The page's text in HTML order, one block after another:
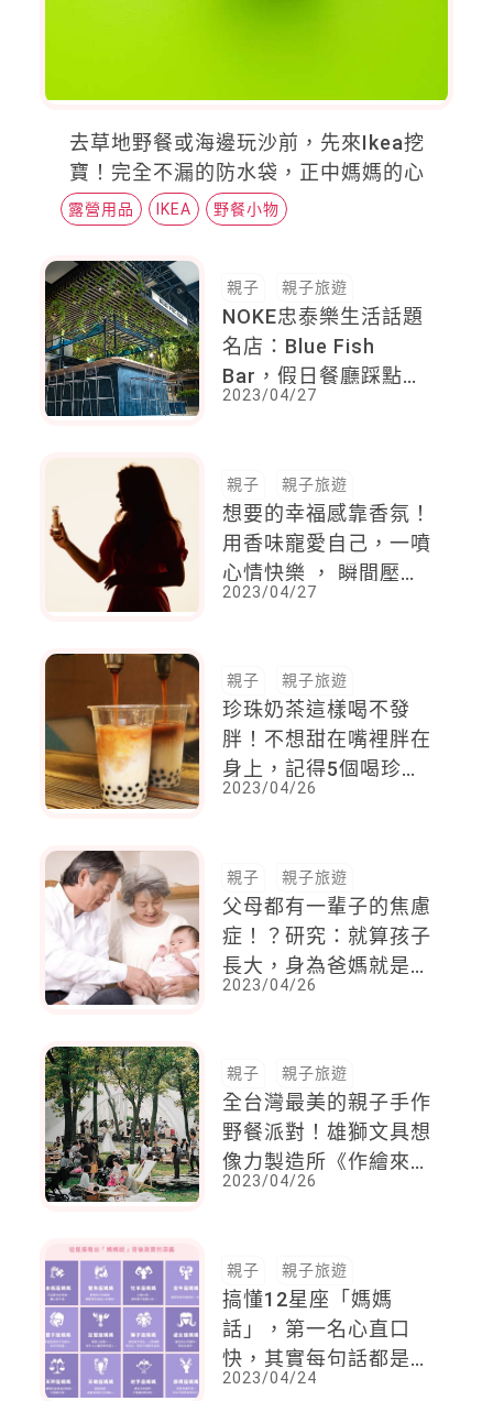
去草地野餐或海邊玩沙前，先來Ikea挖
寶！完全不漏的防水袋，正中媽媽的心
露營用品 IKEA 野餐小物
親子 親子旅遊
NOKE忠泰樂生活話題
名店：Blue Fish
Bar，假日餐廳踩點好
去處！
2023/04/27
親子 親子旅遊
想要的幸福感靠香氛！
用香味寵愛自己，一噴
心情快樂 ， 瞬間壓力
都沒了
2023/04/27
親子 親子旅遊
珍珠奶茶這樣喝不發
胖！不想甜在嘴裡胖在
身上，記得5個喝珍奶
技巧，喝完這個動作別
2023/04/26
親子 親子旅遊
父母都有一輩子的焦慮
症！？研究：就算孩子
長大，身為爸媽就是會
擔心，會睡不好！
2023/04/26
親子 親子旅遊
全台灣最美的親子手作
野餐派對！雄獅文具想
像力製造所《作繪來野
餐》把美學融入假日生
2023/04/26
親子 親子旅遊
搞懂12星座「媽媽
話」，第一名心直口
快，其實每句話都是出
自於關心，第二名想法
2023/04/24